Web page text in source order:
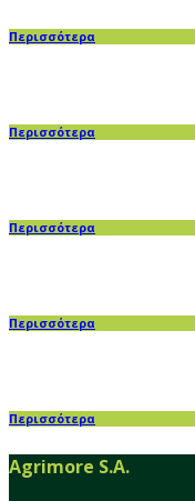
Περισσότερα
Περισσότερα
Περισσότερα
Περισσότερα
Περισσότερα
Agrimore S.A.